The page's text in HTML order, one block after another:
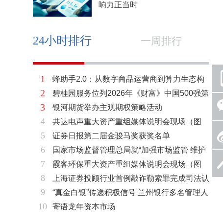
响力正当时
24小时排行 一周排行
1
2
3
4
5
6
7
8
9
10
蜂助手2.0：从数字商品运营商到算力生态构
建者的跃迁
碧桂园服务位列2026年《财富》中国500强第
321位 排名稳步上升彰显发展韧性
银河期货举办主观期权策略活动
共达电声重大资产重组媒体说明会现场（图
片）
证券日报第二届金骏马奖获奖名单
国家市场监督管理总局就“加强市场监管 维护
市场秩序”答记者问
霞客环保重大资产重组媒体说明会现场（图
片）
上海证券投顾行业首例敲诈勒索罪完成司法认
定 司法机关重拳打击“职业索赔人”
“真金白银”传递积极信号 兰州银行多名管理人
员拟增持公司股份不低于600万元
寄语龙年资本市场